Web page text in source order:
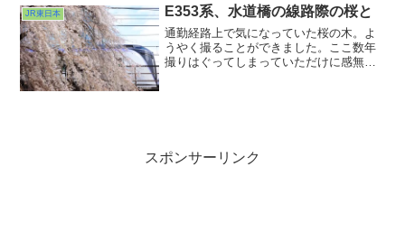
う霧。朝早くから出動できた者へのご褒
美、そう考えることにしました。さ、ま
た早起きしよwww
JR東日本 E353系、水道橋の線路際の桜と
通勤経路上で気になっていた桜の木。よ
うやく撮ることができました。ここ数年
撮りはぐってしまっていただけに感無
い部分だと思います。
スポンサーリンク